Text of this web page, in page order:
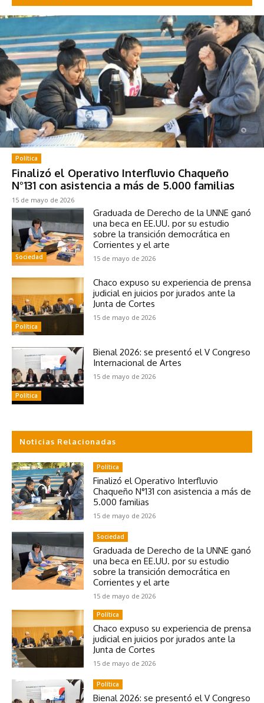
Política
Finalizó el Operativo Interfluvio Chaqueño
N°131 con asistencia a más de 5.000 familias
15 de mayo de 2026
Sociedad
Graduada de Derecho de la UNNE ganó
una beca en EE.UU. por su estudio
sobre la transición democrática en
Corrientes y el arte
15 de mayo de 2026
Política
Chaco expuso su experiencia de prensa
judicial en juicios por jurados ante la
Junta de Cortes
15 de mayo de 2026
Política
Bienal 2026: se presentó el V Congreso
Internacional de Artes
15 de mayo de 2026
Noticias Relacionadas
Política
Finalizó el Operativo Interfluvio
Chaqueño N°131 con asistencia a más de
5.000 familias
15 de mayo de 2026
Sociedad
Graduada de Derecho de la UNNE ganó
una beca en EE.UU. por su estudio
sobre la transición democrática en
Corrientes y el arte
15 de mayo de 2026
Política
Chaco expuso su experiencia de prensa
judicial en juicios por jurados ante la
Junta de Cortes
15 de mayo de 2026
Política
Bienal 2026: se presentó el V Congreso